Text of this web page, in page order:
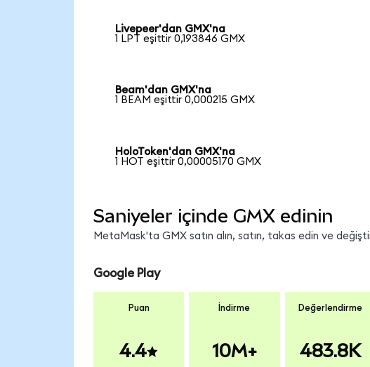
Livepeer'dan GMX'na
1 LPT eşittir 0,193846 GMX
Beam'dan GMX'na
1 BEAM eşittir 0,000215 GMX
HoloToken'dan GMX'na
1 HOT eşittir 0,00005170 GMX
Saniyeler içinde GMX edinin
MetaMask'ta GMX satın alın, satın, takas edin ve
Google Play
Puan
4.4
İndirme
10M+
Değerlendirme
483.8K